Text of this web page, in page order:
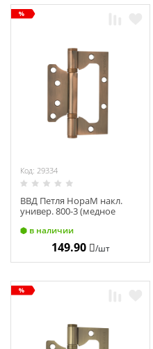
Код: 29334
ВВД Петля НораМ накл.
универ. 800-3 (медное
3793в наличии
149.90 /шт